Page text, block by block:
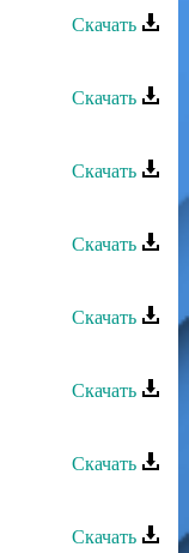
Скачать
Скачать
Скачать
Скачать
Скачать
Скачать
Скачать
Скачать